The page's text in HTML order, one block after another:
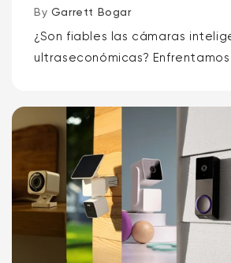
características
By Garrett Bogar
¿Son fiables las cámaras
ultraseconómicas?
Kasa. Alerta de spoiler: una